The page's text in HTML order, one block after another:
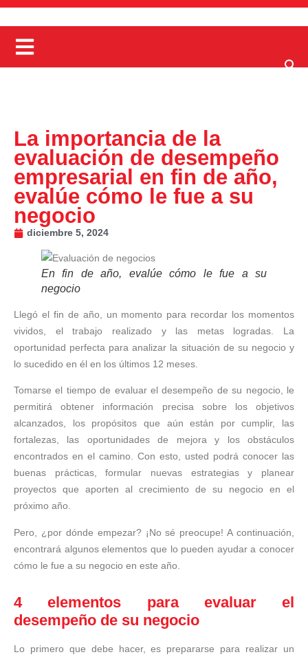
La importancia de la
evaluación de desempeño
empresarial en fin de año,
evalúe cómo le fue a su
negocio
diciembre 5, 2024
En fin de año, evalúe cómo le fue a su
negocio
Llegó el fin de año, un momento para recordar los momentos
vividos, el trabajo realizado y las metas logradas. La
oportunidad perfecta para analizar la situación de su negocio y
lo sucedido en él en los últimos 12 meses.
Tomarse el tiempo de evaluar el desempeño de su negocio, le
permitirá obtener información precisa sobre los objetivos
alcanzados, los propósitos que aún están por cumplir, las
fortalezas, las oportunidades de mejora y los obstáculos
encontrados en el camino. Con esto, usted podrá conocer las
buenas prácticas, formular nuevas estrategias y planear
proyectos que aporten al crecimiento de su negocio en el
próximo año.
Pero, ¿por dónde empezar? ¡No sé preocupe! A continuación,
encontrará algunos elementos que lo pueden ayudar a conocer
cómo le fue a su negocio en este año.
4 elementos para evaluar el
desempeño de su negocio
Lo primero que debe hacer, es prepararse para realizar un